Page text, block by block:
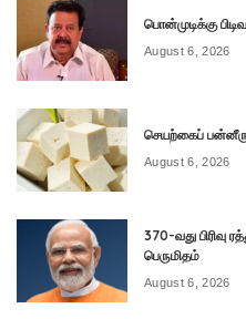
பொன்முடிக்கு
August 6, 2026
செயற்கைப்
August 6, 2026
370-வது பிரிவு
பெருமிதம்
August 6, 2026